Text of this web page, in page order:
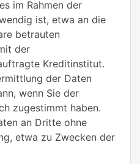
im Rahmen der
ist, etwa an die
betrauten
der
Kreditinstitut.
der Daten
wenn Sie der
zugestimmt haben.
an Dritte ohne
etwa zu Zwecken der